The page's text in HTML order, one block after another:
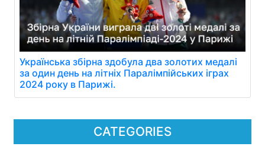
CATEGORIES
Українська збірна здобула два золотих медалі
за один день на літніх Паралімпійських іграх
2024 року в Парижі.